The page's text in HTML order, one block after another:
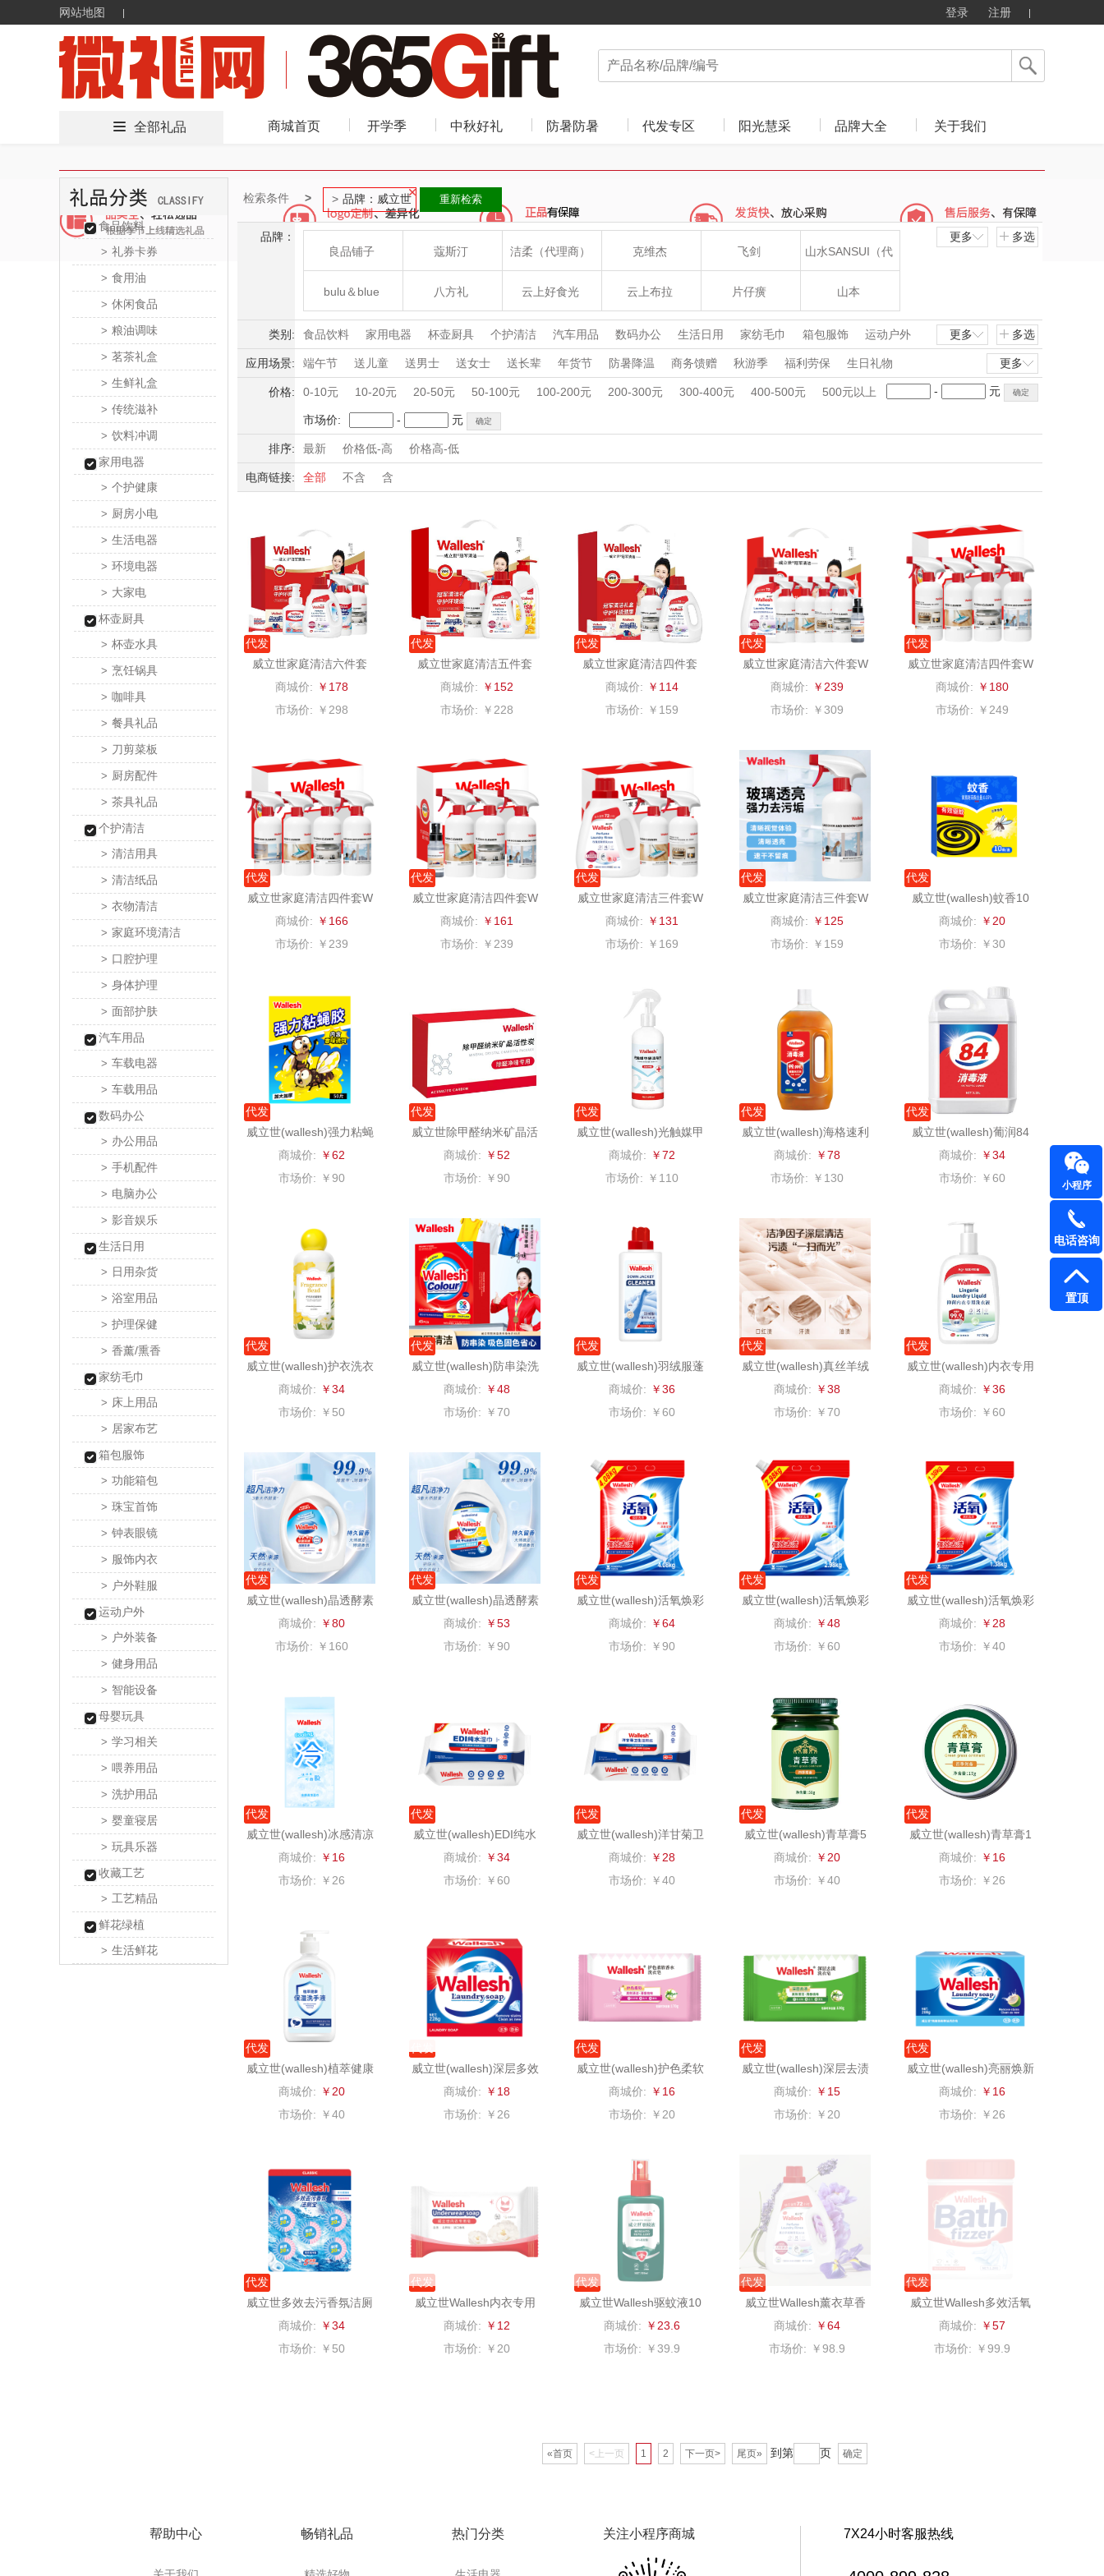
网站地图 登录 注册
全部礼品 商城首页 开学季 中秋好礼 防暑防暑 代发专区 阳光慧采 品牌大全 关于我们
食品饮料
> 礼券卡券
> 食用油
> 休闲食品
> 粮油调味
> 茗茶礼盒
> 生鲜礼盒
> 传统滋补
> 饮料冲调
家用电器
> 个护健康
> 厨房小电
> 生活电器
> 环境电器
> 大家电
杯壶厨具
> 杯壶水具
> 烹饪锅具
> 咖啡具
> 餐具礼品
> 刀剪菜板
> 厨房配件
> 茶具礼品
个护清洁
> 清洁用具
> 清洁纸品
> 衣物清洁
> 家庭环境清洁
> 口腔护理
> 身体护理
> 面部护肤
汽车用品
> 车载电器
> 车载用品
数码办公
> 办公用品
> 手机配件
> 电脑办公
> 影音娱乐
生活日用
> 日用杂货
> 浴室用品
> 护理保健
> 香薰/熏香
家纺毛巾
> 床上用品
> 居家布艺
箱包服饰
> 功能箱包
> 珠宝首饰
> 钟表眼镜
> 服饰内衣
> 户外鞋服
运动户外
> 户外装备
> 健身用品
> 智能设备
母婴玩具
> 学习相关
> 喂养用品
> 洗护用品
> 婴童寝居
> 玩具乐器
收藏工艺
> 工艺精品
鲜花绿植
> 生活鲜花
检索条件 品牌：威立世 重新检索
品牌：
良品铺子
蔻斯汀 洁柔（代理商） 克维杰 飞剑 山水SANSUI（代
理商）
bulu＆blue 八方礼 云上好食光 云上布拉 片仔癀 山本
新秀丽 夏普SHARP 东方沁 绽家 HOLOHOLO 途柏丽TOBERLIR
momo（杯壶） 大嘴猴（杯壶厨具
雨伞）
MOVA 匠心萌宠 YOTTOY
西屋（运动户外） 非一FETANA
DGI 唯宝
元朗荣华 纽曼Newmine
（线下款）
纽曼Newmine
（线上款）
佳帮手 罗莱 超柔床品 三只松鼠（代理
斯凯奇SKECHER
S
可口可乐Coca Col
a
百草味（代理商）
立白（包销款） 润本（套装） 戴可思 康宁 京意之选
锦礼 阿茜娅（AGIA） 首佩 SWISS MILITARY 罗莱超柔床品
奈雪茶院 睿嫣
悦滋木 丝丽诺妃 锐致 安宝笛
罗尔仕 拜灭士 舒蕾（定制款） 洁玉（定制款） 富昌（定制款） 爱国者（移动电
源）
飞利浦 荣诚 江中猴姑 江中食疗 凤凰
保卫蛋蛋 马克图布 苏泊尔（代理商） 九阳（代理商） 晒瑞 实丰文化
洛克星球 梵沐 VVC 漫沃星系 TCL
立家
尹谜 金龙鱼（包销款） 德菲摩尔 伊莎贝拉
荣事达（品牌方） 得力 润本（套装类） 浪莎
味滋源（包销款） 英红（包销款） 雅莉格丝
真不二 富安娜（包销款
1）
西屋（小家电） 渝情渝礼 千问 杜邦（餐具类）
洁丽雅（包销款） 云栖桦田 百事食品 奥克斯
小胖爪 有色 无印良品（代理
商）
味滋源（品牌方）
立时olayks 银小燕 京荟堂 呼也 梦洁
润培 品胜 百事（饮具类） 丽耳 三胖蛋
奈斯派索 小度 索爱（个护类） 创维（手表类） 宏太 都乐Dole
天琴 朗赫 西屋（风扇类） 皮尔卡丹（皮具
类）
傲胜OSIM 360 艾美特（代理商） 锡品源 狮峰
温仑山（电器类） 洁丽雅（代理商） 康巴赫（锅具类） 万华茶林
澜沧古茶 海尔 三头鹰 博牌 kaco
吉潮瑞鲜 飞利浦新安怡 伊莱克斯 绿鼻子 乐扣乐扣（箱包杯
壶）
海信 乐美雅（餐具类） 飞利浦（音频类） 珍视明 WENGER/威戈
双立人
北欧沃朗 郎氏达 禹鸿物予
七匹狼 高洁丝
南方寝饰 厨邦
乐扣乐扣（小家 厨创妈咪 陇间柒月(包销款) 民间造物
家之礼 啄木鸟PLOVER
象印 迪士尼（数码类） 冠军 施耐德
来伊份 她妍社 乐而雅 苏菲
folli follie 品存 爱国者 尔木萄 KEPO 嗑西西
左都 蜜丝婷
博莱克 苏泊尔（杯壶） 梦百合 沃隆 浅香（包销款）
一个人的星球 圣匠鲁班 友望 思宜莱
云鲸 迪士尼（儿童类） 恒源祥（箱包） 君乐宝 德亚 富佑嘉（FU+）
富光（专供款） 小仓熊 小甘菊 贝弗伦
小狗（包销款） 奥苏米 荣事达厨具（包销 猫和老鼠
更多 多选
类别: 食品饮料 家用电器 杯壶厨具 个护清洁 汽车用品 数码办公 生活日用 家纺毛巾 箱包服饰
运动户外
母婴玩具
收藏工艺 鲜花绿植
更多 多选
应用场景: 端午节 送儿童 送男士 送女士 送长辈 年货节 防暑降温 商务馈赠 秋游季 福利劳保
生日礼物
积分礼品
周年庆礼品 春游踏青 开学季礼品 毕业季礼品 开门红专区 伴手礼盒 会议礼品
国潮文创
暖冬好物
外事出国 入职礼 高颜值礼品
高端送礼
开业乔迁 乡村振兴 定制案例 珠宝礼品 酒店旅游 高校礼品 女神节 奶企礼品
银行礼品
保险礼品
建材礼品 政企单位 房地产礼品 汽车礼品 进店礼 情人节 七夕节 建党节 圣诞节
教师节
母亲节
父亲节
更多
价格: 0-10元 10-20元 20-50元 50-100元 100-200元 200-300元 300-400元 400-500元 500元以上 - 元
市场价: - 元
排序: 最新 价格低-高 价格高-低
电商链接: 全部 不含 含
代发
威立世家庭清洁六件套
商城价: ￥178
市场价: ￥298
代发
威立世家庭清洁五件套
商城价: ￥152
市场价: ￥228
代发
威立世家庭清洁四件套
商城价: ￥114
市场价: ￥159
代发
威立世家庭清洁六件套W
LS2402
商城价: ￥239
市场价: ￥309
代发
威立世家庭清洁四件套W
LS2403-C
商城价: ￥180
市场价: ￥249
代发
威立世家庭清洁四件套W
LS2403-B
商城价: ￥166
市场价: ￥239
代发
威立世家庭清洁四件套W
LS2403-A
商城价: ￥161
市场价: ￥239
代发
威立世家庭清洁三件套W
LS2402-B
商城价: ￥131
市场价: ￥169
代发
威立世家庭清洁三件套W
LS2402-A
商城价: ￥125
市场价: ￥159
代发
威立世(wallesh)蚊香10
盘/盒
商城价: ￥20
市场价: ￥30
代发
威立世(wallesh)强力粘蝇
胶50片
商城价: ￥62
市场价: ￥90
代发
威立世除甲醛纳米矿晶活
性炭500g(50g*10)
商城价: ￥52
市场价: ￥90
代发
威立世(wallesh)光触媒甲
醛清除剂500ml
商城价: ￥72
市场价: ￥110
代发
威立世(wallesh)海格速利
消毒液1L
商城价: ￥78
市场价: ￥130
代发
威立世(wallesh)葡润84
消毒液1.28L
商城价: ￥34
市场价: ￥60
代发
威立世(wallesh)护衣洗衣
留香珠200g
商城价: ￥34
市场价: ￥50
代发
威立世(wallesh)防串染洗
衣吸色片45片
商城价: ￥48
市场价: ￥70
代发
威立世(wallesh)羽绒服蓬
松洗衣液508g
商城价: ￥36
市场价: ￥60
代发
威立世(wallesh)真丝羊绒
洗衣液508g
商城价: ￥38
市场价: ￥70
代发
威立世(wallesh)内衣专用
洗衣液508g
商城价: ￥36
市场价: ￥60
代发
威立世(wallesh)晶透酵素
洗衣液5kg
商城价: ￥80
市场价: ￥160
代发
威立世(wallesh)晶透酵素
洗衣液2kg
商城价: ￥53
市场价: ￥90
代发
威立世(wallesh)活氧焕彩
洗衣粉4.08kg
商城价: ￥64
市场价: ￥90
代发
威立世(wallesh)活氧焕彩
洗衣粉2.98kg
商城价: ￥48
市场价: ￥60
代发
威立世(wallesh)活氧焕彩
洗衣粉1.38kg
商城价: ￥28
市场价: ￥40
代发
威立世(wallesh)冰感清凉
湿巾10片装
商城价: ￥16
市场价: ￥26
代发
威立世(wallesh)EDI纯水
湿巾80抽
商城价: ￥34
市场价: ￥60
代发
威立世(wallesh)洋甘菊卫
生湿厕纸40抽
商城价: ￥28
市场价: ￥40
代发
威立世(wallesh)青草膏5
商城价: ￥20
市场价: ￥40
代发
威立世(wallesh)青草膏1
商城价: ￥16
市场价: ￥26
代发
威立世(wallesh)植萃健康
保湿洗手液280ml
商城价: ￥20
市场价: ￥40
威立世(wallesh)深层多效
香氛洗衣皂228g
商城价: ￥18
市场价: ￥26
代发
威立世(wallesh)护色柔软
香水洗衣皂170g
商城价: ￥16
市场价: ￥20
代发
威立世(wallesh)深层去渍
洗衣皂150g
商城价: ￥15
市场价: ￥20
代发
威立世(wallesh)亮丽焕新
椰油洗衣皂208g
商城价: ￥16
市场价: ￥26
代发
威立世多效去污香氛洁厕
宝250g(50g*5)
商城价: ￥34
市场价: ￥50
代发
威立世Wallesh内衣专用
皂80g
商城价: ￥12
市场价: ￥20
代发
威立世Wallesh驱蚊液10
商城价: ￥23.6
市场价: ￥39.9
代发
威立世Wallesh薰衣草香
氛洗衣液3.18kg
商城价: ￥64
市场价: ￥98.9
代发
威立世Wallesh多效活氧
爆炸盐1.2kg
商城价: ￥57
市场价: ￥99.9
«首页 <上一页 1 2 下一页> 尾页» 到第 页 确定
帮助中心 畅销礼品 热门分类 关注小程序商城 7X24小时客服热线
小程序
电话咨询
置顶